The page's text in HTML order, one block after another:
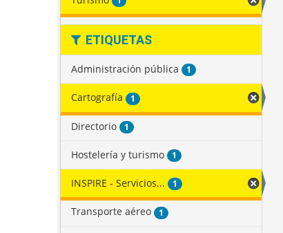
ETIQUETAS
Administración pública 1
Cartografía 1
Directorio 1
Hostelería y turismo 1
INSPIRE - Servicios... 1
Transporte aéreo 1